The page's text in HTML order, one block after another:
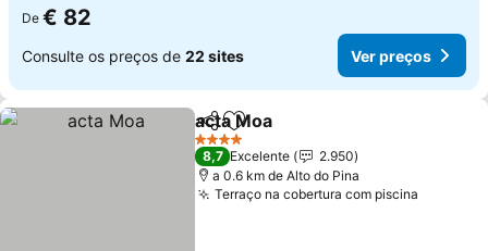
De € 82
Consulte os preços de 22 sites Ver preços
PartilharAdicionar aos favoritos
acta Moa
4 Estrelas
8,7 Excelente
2.950
a 0.6 km de Alto do Pina
Terraço na cobertura com piscina